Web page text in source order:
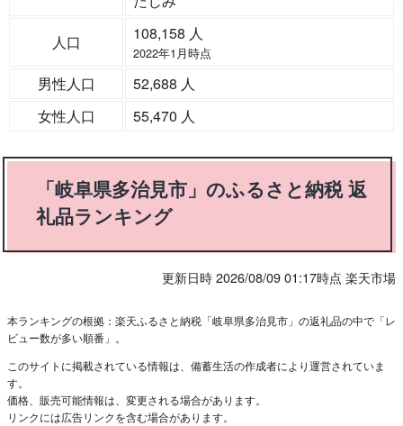
人口
108,158 人
2022年1月時点
男性人口
52,688 人
女性人口
55,470 人
「岐阜県多治見市」のふるさと納税 返
礼品ランキング
更新日時 2026/08/09 01:17時点 楽天市場
本ランキングの根拠：楽天ふるさと納税「岐阜県多治見市」の返礼品の中で「レ
ビュー数が多い順番」。
このサイトに掲載されている情報は、備蓄生活の作成者により運営されていま
す。
価格、販売可能情報は、変更される場合があります。
リンクには広告リンクを含む場合があります。